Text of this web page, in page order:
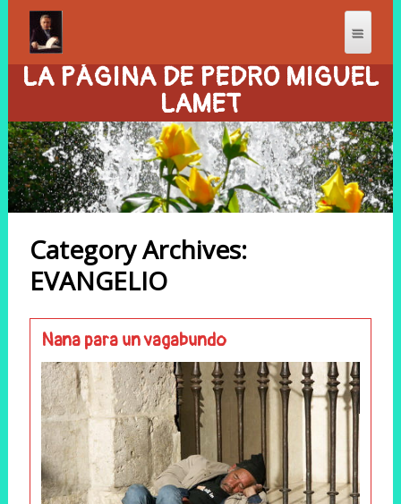
LA PÁGINA DE PEDRO MIGUEL
LAMET
Category Archives:
EVANGELIO
Nana para un vagabundo